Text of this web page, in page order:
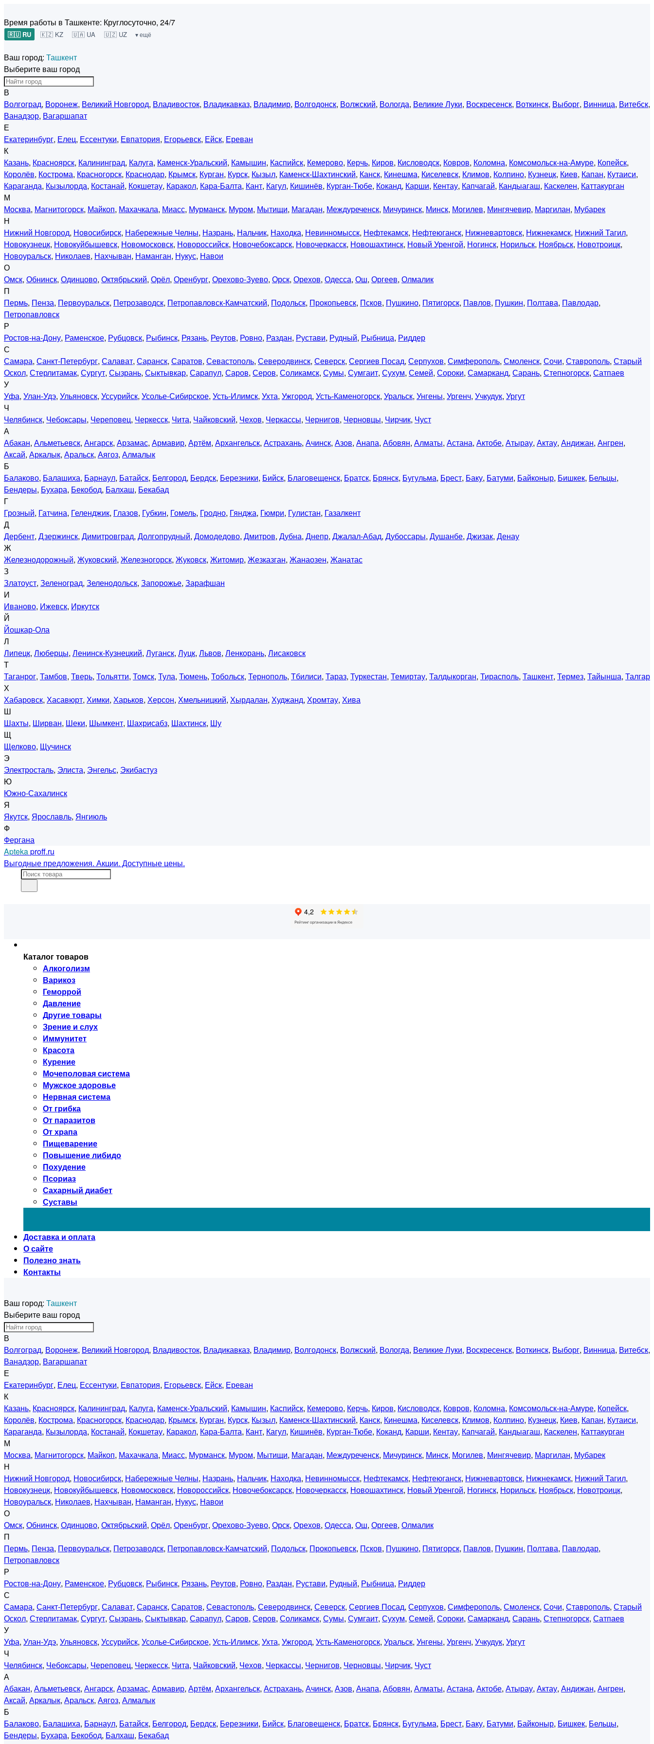
Время работы в Ташкенте: Круглосуточно, 24/7
🇷🇺 RU 🇰🇿 KZ 🇺🇦 UA 🇺🇿 UZ ▾ ещё
Ваш город: Ташкент
Выберите ваш город
В
Волгоград, Воронеж, Великий Новгород, Владивосток, Владикавказ, Владимир, Волгодонск, Волжский, Вологда, Великие Луки, Воскресенск, Воткинск, Выборг, Винница, Витебск,
Ванадзор, Вагаршапат
Е
Екатеринбург, Елец, Ессентуки, Евпатория, Егорьевск, Ейск, Ереван
К
Казань, Красноярск, Калининград, Калуга, Каменск-Уральский, Камышин, Каспийск, Кемерово, Керчь, Киров, Кисловодск, Ковров, Коломна, Комсомольск-на-Амуре, Копейск,
Королёв, Кострома, Красногорск, Краснодар, Крымск, Курган, Курск, Кызыл, Каменск-Шахтинский, Канск, Кинешма, Киселевск, Климов, Колпино, Кузнецк, Киев, Капан, Кутаиси,
Караганда, Кызылорда, Костанай, Кокшетау, Каракол, Кара-Балта, Кант, Кагул, Кишинёв, Курган-Тюбе, Коканд, Карши, Кентау, Капчагай, Кандыагаш, Каскелен, Каттакурган
М
Москва, Магнитогорск, Майкоп, Махачкала, Миасс, Мурманск, Муром, Мытищи, Магадан, Междуреченск, Мичуринск, Минск, Могилев, Мингячевир, Маргилан, Мубарек
Н
Нижний Новгород, Новосибирск, Набережные Челны, Назрань, Нальчик, Находка, Невинномысск, Нефтекамск, Нефтеюганск, Нижневартовск, Нижнекамск, Нижний Тагил,
Новокузнецк, Новокуйбышевск, Новомосковск, Новороссийск, Новочебоксарск, Новочеркасск, Новошахтинск, Новый Уренгой, Ногинск, Норильск, Ноябрьск, Новотроицк,
Новоуральск, Николаев, Нахчыван, Наманган, Нукус, Навои
О
Омск, Обнинск, Одинцово, Октябрьский, Орёл, Оренбург, Орехово-Зуево, Орск, Орехов, Одесса, Ош, Оргеев, Олмалик
П
Пермь, Пенза, Первоуральск, Петрозаводск, Петропавловск-Камчатский, Подольск, Прокопьевск, Псков, Пушкино, Пятигорск, Павлов, Пушкин, Полтава, Павлодар,
Петропавловск
Р
Ростов-на-Дону, Раменское, Рубцовск, Рыбинск, Рязань, Реутов, Ровно, Раздан, Рустави, Рудный, Рыбница, Риддер
С
Самара, Санкт-Петербург, Салават, Саранск, Саратов, Севастополь, Северодвинск, Северск, Сергиев Посад, Серпухов, Симферополь, Смоленск, Сочи, Ставрополь, Старый
Оскол, Стерлитамак, Сургут, Сызрань, Сыктывкар, Сарапул, Саров, Серов, Соликамск, Сумы, Сумгаит, Сухум, Семей, Сороки, Самарканд, Сарань, Степногорск, Сатпаев
У
Уфа, Улан-Удэ, Ульяновск, Уссурийск, Усолье-Сибирское, Усть-Илимск, Ухта, Ужгород, Усть-Каменогорск, Уральск, Унгены, Ургенч, Учкудук, Ургут
Ч
Челябинск, Чебоксары, Череповец, Черкесск, Чита, Чайковский, Чехов, Черкассы, Чернигов, Черновцы, Чирчик, Чуст
А
Абакан, Альметьевск, Ангарск, Арзамас, Армавир, Артём, Архангельск, Астрахань, Ачинск, Азов, Анапа, Абовян, Алматы, Астана, Актобе, Атырау, Актау, Андижан, Ангрен,
Аксай, Аркалык, Аральск, Аягоз, Алмалык
Б
Балаково, Балашиха, Барнаул, Батайск, Белгород, Бердск, Березники, Бийск, Благовещенск, Братск, Брянск, Бугульма, Брест, Баку, Батуми, Байконыр, Бишкек, Бельцы,
Бендеры, Бухара, Бекобод, Балхаш, Бекабад
Г
Грозный, Гатчина, Геленджик, Глазов, Губкин, Гомель, Гродно, Гянджа, Гюмри, Гулистан, Газалкент
Д
Дербент, Дзержинск, Димитровград, Долгопрудный, Домодедово, Дмитров, Дубна, Днепр, Джалал-Абад, Дубоссары, Душанбе, Джизак, Денау
Ж
Железнодорожный, Жуковский, Железногорск, Жуковск, Житомир, Жезказган, Жанаозен, Жанатас
З
Златоуст, Зеленоград, Зеленодольск, Запорожье, Зарафшан
И
Иваново, Ижевск, Иркутск
Й
Йошкар-Ола
Л
Липецк, Люберцы, Ленинск-Кузнецкий, Луганск, Луцк, Львов, Ленкорань, Лисаковск
Т
Таганрог, Тамбов, Тверь, Тольятти, Томск, Тула, Тюмень, Тобольск, Тернополь, Тбилиси, Тараз, Туркестан, Темиртау, Талдыкорган, Тирасполь, Ташкент, Термез, Тайынша, Талгар
Х
Хабаровск, Хасавюрт, Химки, Харьков, Херсон, Хмельницкий, Хырдалан, Худжанд, Хромтау, Хива
Ш
Шахты, Ширван, Шеки, Шымкент, Шахрисабз, Шахтинск, Шу
Щ
Щелково, Щучинск
Э
Электросталь, Элиста, Энгельс, Экибастуз
Ю
Южно-Сахалинск
Я
Якутск, Ярославль, Янгиюль
Ф
Фергана
Aptekaproff.ru
Выгодные предложения. Акции. Доступные цены.
Каталог товаров
Алкоголизм
Варикоз
Геморрой
Давление
Другие товары
Зрение и слух
Иммунитет
Красота
Курение
Мочеполовая система
Мужское здоровье
Нервная система
От грибка
От паразитов
От храпа
Пищеварение
Повышение либидо
Похудение
Псориаз
Сахарный диабет
Суставы
Доставка и оплата
О сайте
Полезно знать
Контакты
Ваш город: Ташкент
Выберите ваш город
В
Волгоград, Воронеж, Великий Новгород, Владивосток, Владикавказ, Владимир, Волгодонск, Волжский, Вологда, Великие Луки, Воскресенск, Воткинск, Выборг, Винница, Витебск,
Ванадзор, Вагаршапат
Е
Екатеринбург, Елец, Ессентуки, Евпатория, Егорьевск, Ейск, Ереван
К
Казань, Красноярск, Калининград, Калуга, Каменск-Уральский, Камышин, Каспийск, Кемерово, Керчь, Киров, Кисловодск, Ковров, Коломна, Комсомольск-на-Амуре, Копейск,
Королёв, Кострома, Красногорск, Краснодар, Крымск, Курган, Курск, Кызыл, Каменск-Шахтинский, Канск, Кинешма, Киселевск, Климов, Колпино, Кузнецк, Киев, Капан, Кутаиси,
Караганда, Кызылорда, Костанай, Кокшетау, Каракол, Кара-Балта, Кант, Кагул, Кишинёв, Курган-Тюбе, Коканд, Карши, Кентау, Капчагай, Кандыагаш, Каскелен, Каттакурган
М
Москва, Магнитогорск, Майкоп, Махачкала, Миасс, Мурманск, Муром, Мытищи, Магадан, Междуреченск, Мичуринск, Минск, Могилев, Мингячевир, Маргилан, Мубарек
Н
Нижний Новгород, Новосибирск, Набережные Челны, Назрань, Нальчик, Находка, Невинномысск, Нефтекамск, Нефтеюганск, Нижневартовск, Нижнекамск, Нижний Тагил,
Новокузнецк, Новокуйбышевск, Новомосковск, Новороссийск, Новочебоксарск, Новочеркасск, Новошахтинск, Новый Уренгой, Ногинск, Норильск, Ноябрьск, Новотроицк,
Новоуральск, Николаев, Нахчыван, Наманган, Нукус, Навои
О
Омск, Обнинск, Одинцово, Октябрьский, Орёл, Оренбург, Орехово-Зуево, Орск, Орехов, Одесса, Ош, Оргеев, Олмалик
П
Пермь, Пенза, Первоуральск, Петрозаводск, Петропавловск-Камчатский, Подольск, Прокопьевск, Псков, Пушкино, Пятигорск, Павлов, Пушкин, Полтава, Павлодар,
Петропавловск
Р
Ростов-на-Дону, Раменское, Рубцовск, Рыбинск, Рязань, Реутов, Ровно, Раздан, Рустави, Рудный, Рыбница, Риддер
С
Самара, Санкт-Петербург, Салават, Саранск, Саратов, Севастополь, Северодвинск, Северск, Сергиев Посад, Серпухов, Симферополь, Смоленск, Сочи, Ставрополь, Старый
Оскол, Стерлитамак, Сургут, Сызрань, Сыктывкар, Сарапул, Саров, Серов, Соликамск, Сумы, Сумгаит, Сухум, Семей, Сороки, Самарканд, Сарань, Степногорск, Сатпаев
У
Уфа, Улан-Удэ, Ульяновск, Уссурийск, Усолье-Сибирское, Усть-Илимск, Ухта, Ужгород, Усть-Каменогорск, Уральск, Унгены, Ургенч, Учкудук, Ургут
Ч
Челябинск, Чебоксары, Череповец, Черкесск, Чита, Чайковский, Чехов, Черкассы, Чернигов, Черновцы, Чирчик, Чуст
А
Абакан, Альметьевск, Ангарск, Арзамас, Армавир, Артём, Архангельск, Астрахань, Ачинск, Азов, Анапа, Абовян, Алматы, Астана, Актобе, Атырау, Актау, Андижан, Ангрен,
Аксай, Аркалык, Аральск, Аягоз, Алмалык
Б
Балаково, Балашиха, Барнаул, Батайск, Белгород, Бердск, Березники, Бийск, Благовещенск, Братск, Брянск, Бугульма, Брест, Баку, Батуми, Байконыр, Бишкек, Бельцы,
Бендеры, Бухара, Бекобод, Балхаш, Бекабад